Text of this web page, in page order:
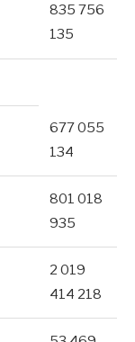
835 756
135
677 055
134
801 018
935
2 019
414 218